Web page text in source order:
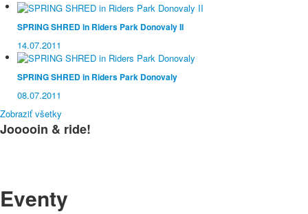
SPRING SHRED in Riders Park Donovaly II
14.07.2011
SPRING SHRED in Riders Park Donovaly
08.07.2011
Zobraziť všetky
Jooooin & ride!
Eventy